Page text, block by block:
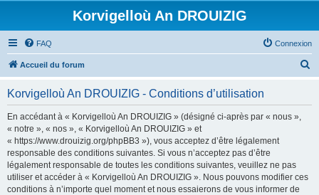
Korvigelloù An DROUIZIG
FAQ Connexion
Accueil du forum
Korvigelloù An DROUIZIG - Conditions d’utilisation
En accédant à « Korvigelloù An DROUIZIG » (désigné ci-après par « nous »,
« notre », « nos », « Korvigelloù An DROUIZIG » et
« https://www.drouizig.org/phpBB3 »), vous acceptez d’être légalement
responsable des conditions suivantes. Si vous n’acceptez pas d’être
légalement responsable de toutes les conditions suivantes, veuillez ne pas
utiliser et accéder à « Korvigelloù An DROUIZIG ». Nous pouvons modifier ces
conditions à n’importe quel moment et nous essaierons de vous informer de